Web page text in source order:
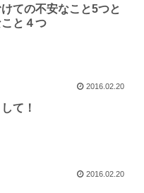
ての不安なこと5つと
と４つ
2016.02.20
て！
2016.02.20